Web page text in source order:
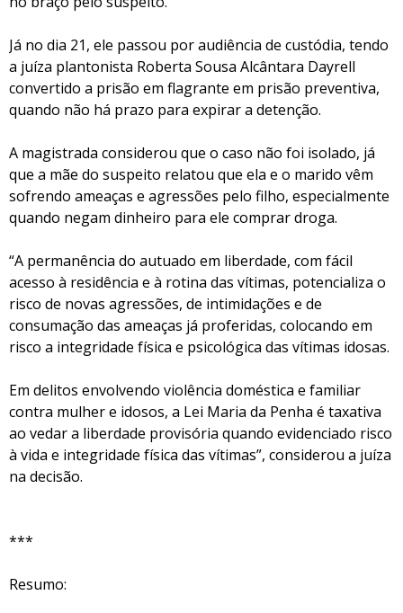
Já no dia 21, ele passou por audiência de custódia, tendo
a juíza plantonista Roberta Sousa Alcântara Dayrell
convertido a prisão em flagrante em prisão preventiva,
quando não há prazo para expirar a detenção.
A magistrada considerou que o caso não foi isolado, já
que a mãe do suspeito relatou que ela e o marido vêm
sofrendo ameaças e agressões pelo filho, especialmente
quando negam dinheiro para ele comprar droga.
“A permanência do autuado em liberdade, com fácil
acesso à residência e à rotina das vítimas, potencializa o
risco de novas agressões, de intimidações e de
consumação das ameaças já proferidas, colocando em
risco a integridade física e psicológica das vítimas idosas.
Em delitos envolvendo violência doméstica e familiar
contra mulher e idosos, a Lei Maria da Penha é taxativa
ao vedar a liberdade provisória quando evidenciado risco
à vida e integridade física das vítimas”, considerou a juíza
na decisão.
***
Resumo: